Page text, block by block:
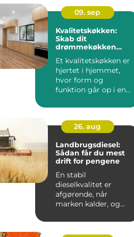
09. sep
Kvalitetskøkken:
Skab dit
drømmekøkken
Et kvalitetskøkken er
hjertet i hjemmet,
hvor form og
funktion går op i en
26. aug
Landbrugsdiesel:
Sådan får du mest
drift for pengene
En stabil
dieselkvalitet er
afgørende, når
marken kalder, og
N&ari...